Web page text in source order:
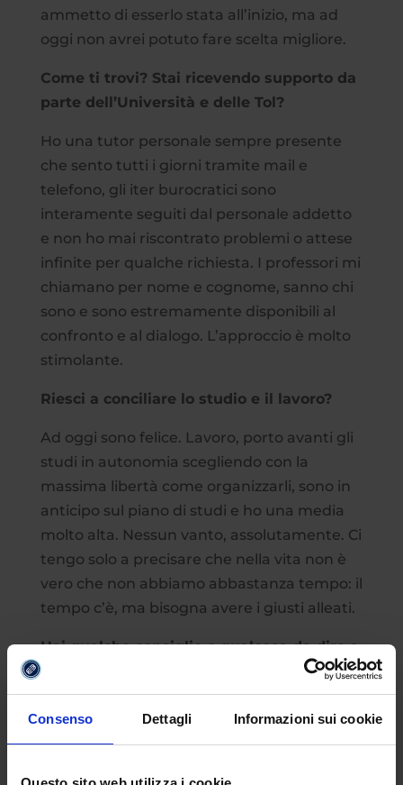
Consenso Dettagli Informazioni sui cookie
ammetto di esserlo stata all’inizio, ma ad
oggi non avrei potuto fare scelta migliore.
Come ti trovi? Stai ricevendo supporto da
parte dell’Università e delle Tol?
Ho una tutor personale sempre presente
che sento tutti i giorni tramite mail e
telefono, gli iter burocratici sono
interamente seguiti dal personale addetto
e non ho mai riscontrato problemi o attese
infinite per qualche richiesta. I professori mi
chiamano per nome e cognome, sanno chi
sono e sono estremamente disponibili al
confronto e al dialogo. L’approccio è molto
stimolante.
Riesci a conciliare lo studio e il lavoro?
Ad oggi sono felice. Lavoro, porto avanti gli
studi in autonomia scegliendo con la
massima libertà come organizzarli, sono in
anticipo sul piano di studi e ho una media
molto alta. Nessun vanto, assolutamente. Ci
tengo solo a precisare che nella vita non è
vero che non abbiamo abbastanza tempo: il
tempo c’è, ma bisogna avere i giusti alleati.
Hai qualche consiglio o qualcosa da dire a
chi ancora oggi è un po’ indeciso?